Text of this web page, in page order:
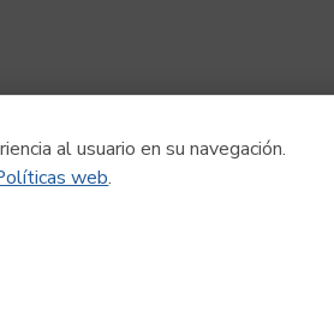
al usuario en su navegación.
web.